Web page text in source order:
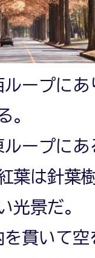
ループに
。
ループに
葉は針葉
光景だ。
を貫いて